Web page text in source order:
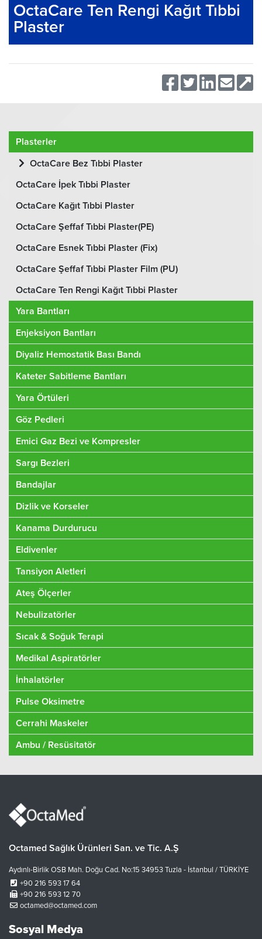
OctaCare Ten Rengi Kağıt Tıbbi
Plaster
Plasterler
OctaCare Bez Tıbbi Plaster
OctaCare İpek Tıbbi Plaster
OctaCare Kağıt Tıbbi Plaster
OctaCare Şeffaf Tıbbi Plaster(PE)
OctaCare Esnek Tıbbi Plaster (Fix)
OctaCare Şeffaf Tıbbi Plaster Film (PU)
OctaCare Ten Rengi Kağıt Tıbbi Plaster
Yara Bantları
Enjeksiyon Bantları
Diyaliz Hemostatik Bası Bandı
Kateter Sabitleme Bantları
Yara Örtüleri
Göz Pedleri
Emici Gaz Bezi ve Kompresler
Sargı Bezleri
Bandajlar
Dizlik ve Korseler
Kanama Durdurucu
Eldivenler
Tansiyon Aletleri
Ateş Ölçerler
Nebulizatörler
Sıcak & Soğuk Terapi
Medikal Aspiratörler
İnhalatörler
Pulse Oksimetre
Cerrahi Maskeler
Ambu / Resüsitatör
Octamed Sağlık Ürünleri San. ve Tic. A.Ş
Aydınlı-Birlik OSB Mah. Doğu Cad. No:15 34953 Tuzla - İstanbul / TÜRKİYE
+90 216 593 17 64
+90 216 593 12 70
octamed@octamed.com
Sosyal Medya